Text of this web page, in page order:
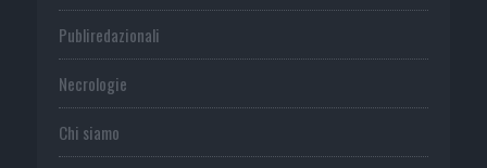
Publiredazionali
Necrologie
Chi siamo